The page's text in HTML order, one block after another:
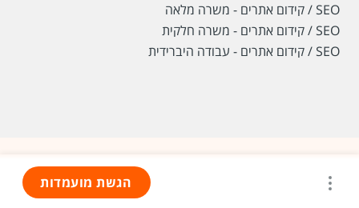
SEO / קידום אתרים - משרה מלאה
SEO / קידום אתרים - משרה חלקית
SEO / קידום אתרים - עבודה היברידית
הגשת מועמדות